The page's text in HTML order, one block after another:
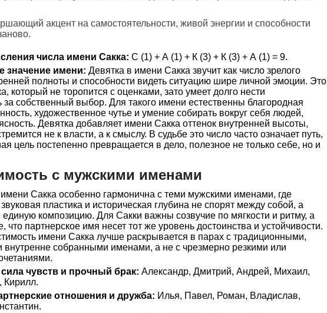
акцент на самостоятельности, живой энергии и способности
числа имени Сакка: С (1) + А (1) + К (3) + К (3) + А (1) = 9.
значение имени: Девятка в имени Сакка звучит как число зрелого
полноты и способности видеть ситуацию шире личной эмоции. Это
который не торопится с оценками, зато умеет долго нести
за собственный выбор. Для такого имени естественны благородная
художественное чутье и умение собирать вокруг себя людей,
Девятка добавляет имени Сакка оттенок внутренней высоты,
не к власти, а к смыслу. В судьбе это число часто означает путь,
цель постепенно превращается в дело, полезное не только себе, но и
с мужскими именами
Сакка особенно гармонична с теми мужскими именами, где
пластика и историческая глубина не спорят между собой, а
композицию. Для Сакки важны созвучие по мягкости и ритму, а
партнерское имя несет тот же уровень достоинства и устойчивости.
имени Сакка лучше раскрывается в парах с традиционными,
внутренне собранными именами, а не с чрезмерно резкими или
чувств и прочный брак: Александр, Дмитрий, Андрей, Михаил,
Кирилл.
отношения и дружба: Илья, Павел, Роман, Владислав,